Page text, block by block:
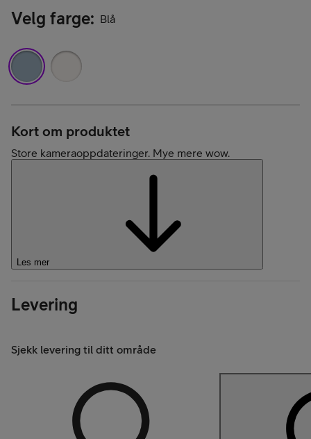
Velg farge: Blå
Kort om produktet
Store kameraoppdateringer. Mye mere wow.
Les mer
Levering
Sjekk levering til ditt område